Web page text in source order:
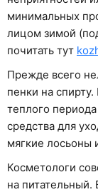
минимальных
лицом зимой
почитать тут
Прежде всего
пенки на
теплого
средства для
мягкие лосьоны
Косметологи
на